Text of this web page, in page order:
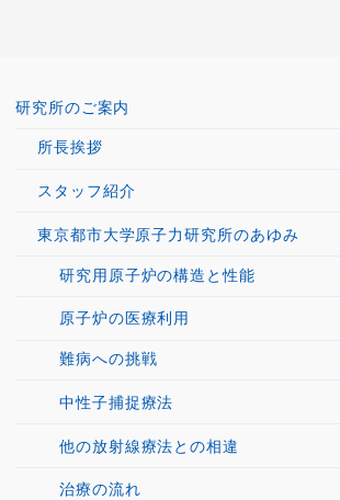
研究所のご案内
所長挨拶
スタッフ紹介
東京都市大学原子力研究所のあゆみ
研究用原子炉の構造と性能
原子炉の医療利用
難病への挑戦
中性子捕捉療法
他の放射線療法との相違
治療の流れ